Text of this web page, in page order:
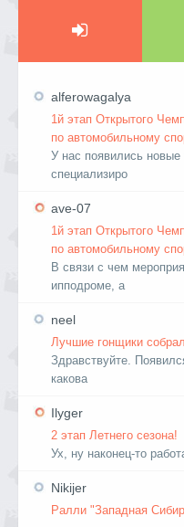
alferowagalya
1й этап Открытого
по автомобильному
У нас появились
специализиро
ave-07
1й этап Открытого
по автомобильному
В связи с чем
ипподроме, а
neel
Лучшие гонщики
Здравствуйте.
какова
Ilyger
2 этап Летнего сезона!
Ух, ну наконец-то
Nikijer
Ралли "Западная